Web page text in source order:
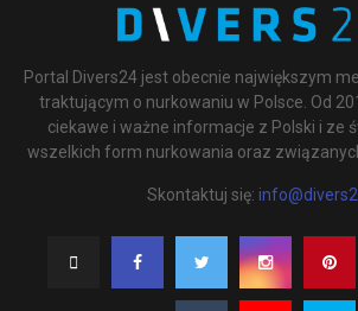
Portal Divers24 jest obecnie największym
traktującym o nurkowaniu w Polsce. Od
ciekawe i ważne informacje z Polski i ze
wszelkich form nurkowania oraz
Skontaktuj się: